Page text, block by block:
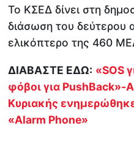
Το ΚΣΕΔ δίνει στη
διάσωση του δεύτερου
ελικόπτερο της 460
ΔΙΑΒΑΣΤΕ ΕΔΩ: «SOS
φόβοι για PushBack»-
Κυριακής
«Alarm Phone»